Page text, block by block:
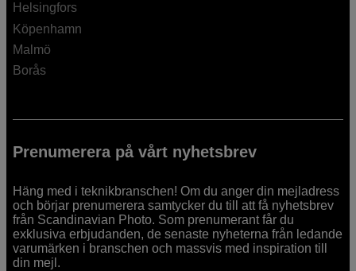
Helsingfors
Köpenhamn
Malmö
Borås
Prenumerera på vårt nyhetsbrev
Häng med i teknikbranschen! Om du anger din mejladress
och börjar prenumerera samtycker du till att få nyhetsbrev
från Scandinavian Photo. Som prenumerant får du
exklusiva erbjudanden, de senaste nyheterna från ledande
varumärken i branschen och massvis med inspiration till
din mejl.